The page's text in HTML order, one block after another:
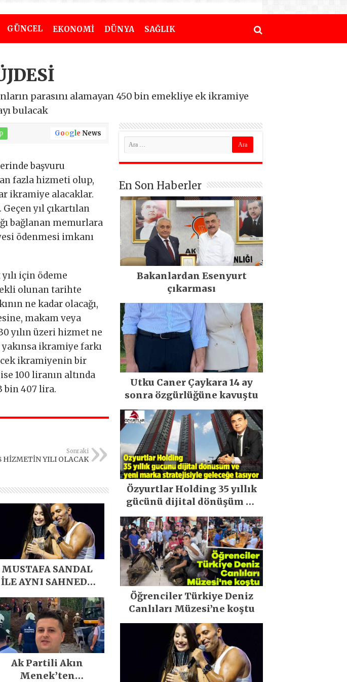
GÜNCEL EKONOMİ DÜNYA SAĞLIK
parasını alamayan 450 bin emekliye ek ikramiye
bulacak
Google News
başvuru
fazla hizmeti olup,
ikramiye alacaklar.
yıl çıkartılan
bağlanan memurlara
ödenmesi imkanı
için ödeme
olunan tarihte
ne kadar olacağı,
makam veya
yılın üzeri hizmet ne
ikramiye farkı
ikramiyenin bir
100 liranın altında
bin 407 lira.
Sonraki
HİZMETİN YILI OLACAK
MUSTAFA SANDAL
İLE AYNI SAHNEDE
Ak Partili Akın
Menek’ten
En Son Haberler
Bakanlardan Esenyurt
çıkarması
Utku Caner Çaykara 14 ay
sonra özgürlüğüne kavuştu
Özyurtlar Holding 35 yıllık
gücünü dijital dönüşüm ve
yeni marka stratejisiyle
geleceğe taşıyor
Öğrenciler Türkiye Deniz
Canlıları Müzesi’ne koştu